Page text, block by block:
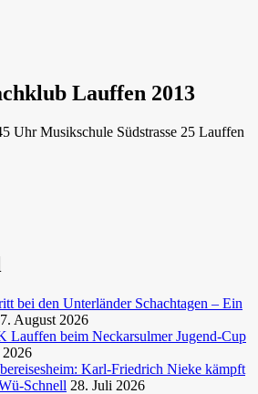
Lauffen 2013
Uhr Musikschule Südstrasse 25 Lauffen
bei den Unterländer Schachtagen – Ein
7. August 2026
Lauffen beim Neckarsulmer Jugend-Cup
2026
Karl-Friedrich Nieke kämpft
Schnell 28. Juli 2026